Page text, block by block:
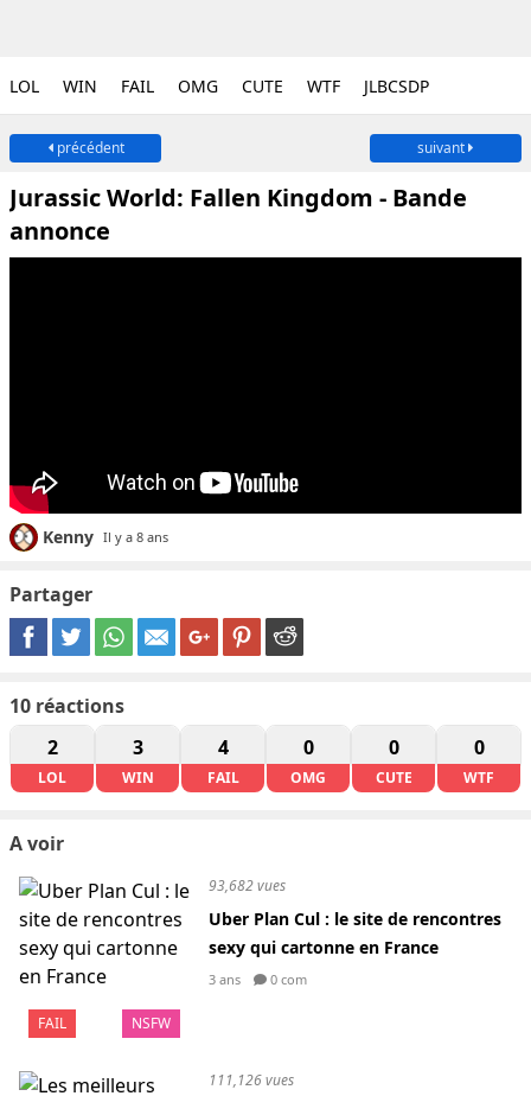
LOL WIN FAIL OMG CUTE WTF JLBCSDP
précédent suivant
Jurassic World: Fallen Kingdom - Bande
annonce
Kenny Il y a 8 ans
Partager
10 réactions
2
LOL
3
WIN
4
FAIL
0
OMG
0
CUTE
0
WTF
A voir
FAIL NSFW
93,682 vues
Uber Plan Cul : le site de rencontres
sexy qui cartonne en France
3 ans 0 com
111,126 vues